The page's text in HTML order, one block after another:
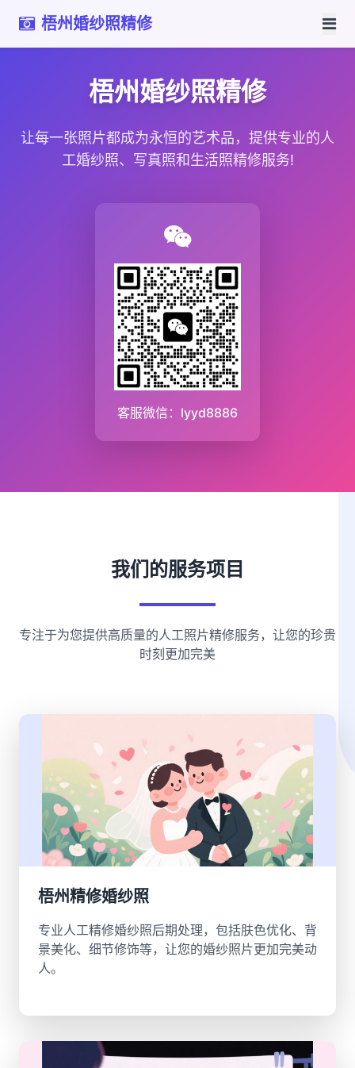
梧州婚纱照精修
梧州婚纱照精修
让每一张照片都成为永恒的艺术品，提供专业的人
工婚纱照、写真照和生活照精修服务!
客服微信：lyyd8886
我们的服务项目
专注于为您提供高质量的人工照片精修服务，让您的珍贵
时刻更加完美
梧州精修婚纱照
专业人工精修婚纱照后期处理，包括肤色优化、背
景美化、细节修饰等，让您的婚纱照片更加完美动
人。